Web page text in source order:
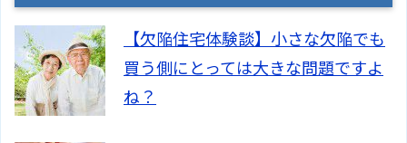
【欠陥住宅体験談】小さな欠陥でも
買う側にとっては大きな問題ですよ
ね？